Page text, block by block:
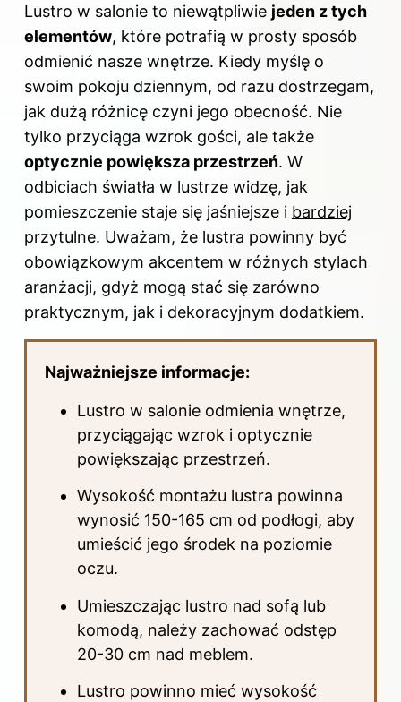
c
e
b
o
o
k
er
e
st
k
e
dI
n
d
di
t
m
bl
r
Lustro w salonie to niewątpliwie jeden z tych
elementów, które potrafią w prosty sposób
odmienić nasze wnętrze. Kiedy myślę o
swoim pokoju dziennym, od razu dostrzegam,
jak dużą różnicę czyni jego obecność. Nie
tylko przyciąga wzrok gości, ale także
optycznie powiększa przestrzeń. W
odbiciach światła w lustrze widzę, jak
pomieszczenie staje się jaśniejsze i bardziej
przytulne. Uważam, że lustra powinny być
obowiązkowym akcentem w różnych stylach
aranżacji, gdyż mogą stać się zarówno
praktycznym, jak i dekoracyjnym dodatkiem.
Najważniejsze informacje:
Lustro w salonie odmienia wnętrze,
przyciągając wzrok i optycznie
powiększając przestrzeń.
Wysokość montażu lustra powinna
wynosić 150-165 cm od podłogi, aby
umieścić jego środek na poziomie
oczu.
Umieszczając lustro nad sofą lub
komodą, należy zachować odstęp
20-30 cm nad meblem.
Lustro powinno mieć wysokość